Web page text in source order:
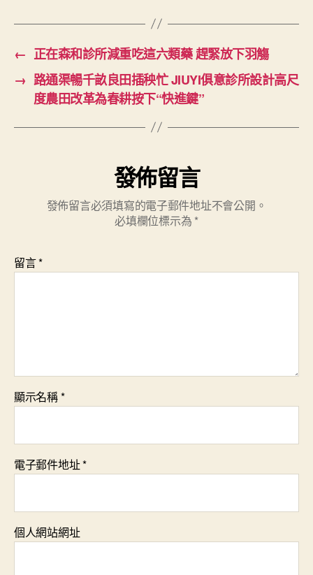
← 正在森和診所減重吃這六類藥 趕緊放下羽觴
→ 路通渠暢千畝良田插秧忙 JIUYI俱意診所設計高尺
度農田改革為春耕按下“快進鍵”
發佈留言
發佈留言必須填寫的電子郵件地址不會公開。
必填欄位標示為 *
留言*
顯示名稱*
電子郵件地址*
個人網站網址